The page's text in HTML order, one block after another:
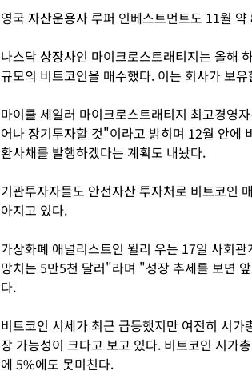
영국 자산운용사 루퍼 인베스트먼트도 11월
나스닥 상장사인 마이크로스트래티지는 올해
규모의 비트코인을 매수했다. 이는 회사가 보
마이클 세일러 마이크로스트래티지 최고경영
어나 장기투자할 것"이라고 밝히며 12월 안에
환사채를 발행하겠다는 계획도 내놨다.
기관투자자들도 안전자산 투자처로 비트코인
아지고 있다.
가상화폐 애널리스트인 윌리 우는 17일 사회
망치는 5만5천 달러"라며 "성장 추세를 보면
다.
비트코인 시세가 최근 급등했지만 여전히 시
장 가능성이 크다고 보고 있다. 비트코인 시가
에 5%에도 못미친다.